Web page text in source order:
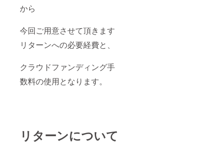
から
今回ご用意させて頂きます
リターンへの必要経費と、
クラウドファンディング手
数料の使用となります。
リターンについて